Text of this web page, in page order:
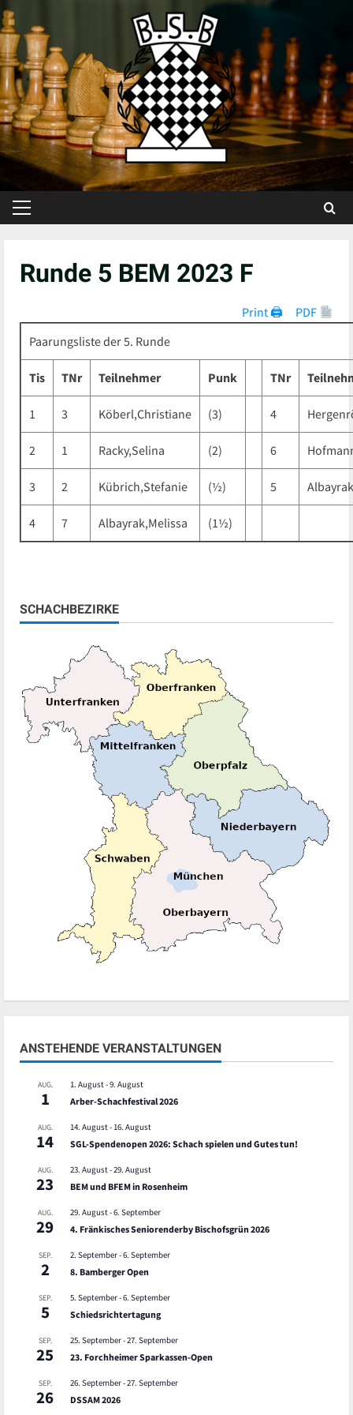
Skip
to
content
Primary
Runde 5 BEM 2023 F
Print 🖨
PDF
Paarungsliste der 5. Runde
Tis TNr Teilnehmer Punk TNr
1 3 Köberl,Christiane (3) 4
2 1 Racky,Selina (2) 6
3 2 Kübrich,Stefanie (½) 5
4 7 Albayrak,Melissa (1½)
SCHACHBEZIRKE
ANSTEHENDE VERANSTALTUNGEN
AUG.
1
1. August-9. August
Arber-Schachfestival 2026
AUG.
14
14. August- 16. August
SGL-Spendenopen 2026: Schach spielen und Gutes tun!
AUG.
23
23. August-29. August
BEM und BFEM in Rosenheim
AUG.
29
29. August-6. September
4. Fränkisches Seniorenderby Bischofsgrün 2026
SEP.
2
2. September-6. September
8. Bamberger Open
SEP.
5
5. September-6. September
Schiedsrichtertagung
SEP.
25
25. September-27. September
23. Forchheimer Sparkassen-Open
SEP.
26
26. September-27. September
DSSAM 2026